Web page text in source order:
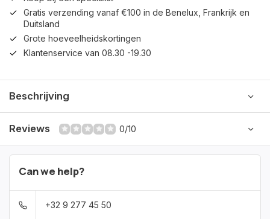
Gratis verzending vanaf €100 in de Benelux, Frankrijk en
Duitsland
Grote hoeveelheidskortingen
Klantenservice van 08.30 -19.30
Beschrijving
Reviews 0/10
Can we help?
+32 9 277 45 50